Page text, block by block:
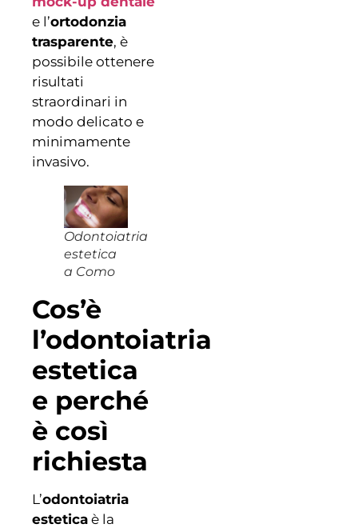
e l’ortodonzia
trasparente, è
possibile ottenere
risultati
straordinari in
modo delicato e
minimamente
invasivo.
Odontoiatria
estetica
a Como
Cos’è
l’odontoiatria
estetica
e perché
è così
richiesta
L’odontoiatria
estetica è la